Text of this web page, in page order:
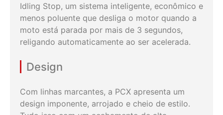
Idling Stop, um sistema inteligente, econômico e
menos poluente que desliga o motor quando a
moto está parada por mais de 3 segundos,
religando automaticamente ao ser acelerada.
Design
Com linhas marcantes, a PCX apresenta um
design imponente, arrojado e cheio de estilo.